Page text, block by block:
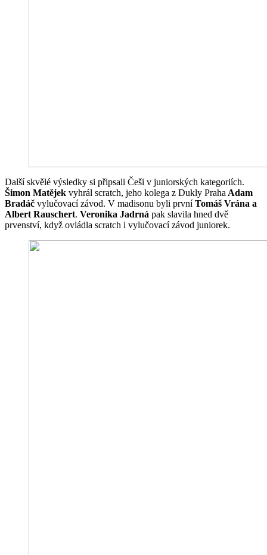
Další skvělé výsledky si připsali Češi v juniorských kategoriích.
Šimon Matějek vyhrál scratch, jeho kolega z Dukly Praha Adam
Bradáč vylučovací závod. V madisonu byli prvníTomáš Vrána a
Albert Rauschert. Veronika Jadrná pak slavila hned dvě
prvenství, když ovládla scratch i vylučovací závod juniorek.